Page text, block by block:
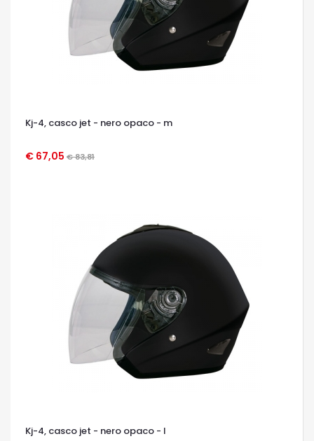
Kj-4, casco jet - nero opaco - m
€ 67,05 € 83,81
OCCHIATA VELOCE
Kj-4, casco jet - nero opaco - l